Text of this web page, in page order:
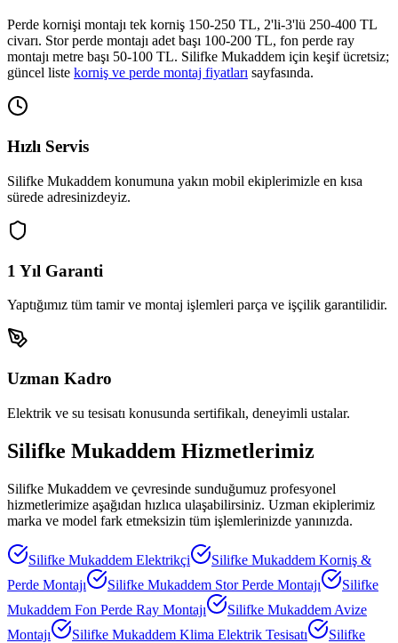
Perde kornişi montajı tek korniş 150-250 TL, 2'li-3'lü 250-400 TL
civarı. Stor perde montajı adet başı 100-200 TL, fon perde ray
montajı metre başı 50-100 TL. Silifke Mukaddem için keşif ücretsiz;
güncel liste korniş ve perde montaj fiyatları sayfasında.
Hızlı Servis
Silifke Mukaddem konumuna yakın mobil ekiplerimizle en kısa
sürede adresinizdeyiz.
1 Yıl Garanti
Yaptığımız tüm tamir ve montaj işlemleri parça ve işçilik garantilidir.
Uzman Kadro
Elektrik ve su tesisatı konusunda sertifikalı, deneyimli ustalar.
Silifke Mukaddem Hizmetlerimiz
Silifke Mukaddem ve çevresinde sunduğumuz profesyonel
hizmetlerimize aşağıdan hızlıca ulaşabilirsiniz. Uzman ekiplerimiz
marka ve model fark etmeksizin tüm işlemlerinizde yanınızda.
Silifke Mukaddem Elektrikçi Silifke Mukaddem Korniş &
Perde Montajı
Silifke Mukaddem Stor Perde Montajı
Silifke
Mukaddem Fon Perde Ray Montajı Silifke Mukaddem Avize
Montajı
Silifke Mukaddem Klima Elektrik Tesisatı
Silifke